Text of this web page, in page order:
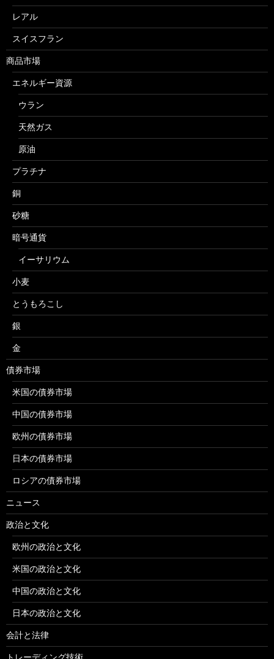
レアル
スイスフラン
商品市場
エネルギー資源
ウラン
天然ガス
原油
プラチナ
銅
砂糖
暗号通貨
イーサリウム
小麦
とうもろこし
銀
金
債券市場
米国の債券市場
中国の債券市場
欧州の債券市場
日本の債券市場
ロシアの債券市場
ニュース
政治と文化
欧州の政治と文化
米国の政治と文化
中国の政治と文化
日本の政治と文化
会計と法律
トレーディング技術